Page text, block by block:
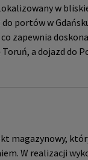
w
portów w
zapewnia
a dojazd do
magazynowy,
W realizacji